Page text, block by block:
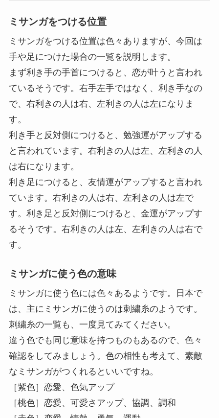
刺しゅう
糸でつく
てのミサ
ンガ （He
art warmin
g life serie
s）
天
で
入
ミサンガをつける位置
ミサンガをつける位置は色々ありますが、今回は
手や足につけた場合の一覧を説明します。
まず利き手の手首につけると、恋が叶うと言われ
ているそうです。右手左手ではなく、利き手なの
で、右利きの人は右、左利きの人は左になりま
利き手と反対側につけると、勉強運がアップする
と言われています。右利きの人は左、左利きの人
は右になります。
利き足につけると、友情運がアップすると言われ
ています。右利きの人は右、左利きの人は左で
す。利き足と反対側につけると、金運がアップす
るそうです。右利きの人は左、左利きの人は右で
す。
ミサンガに使う色の意味